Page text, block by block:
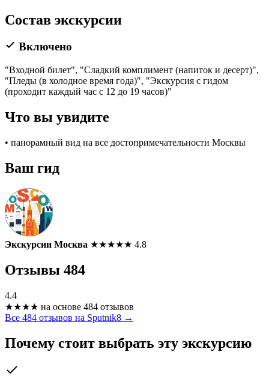
Состав экскурсии
Включено
"Входной билет", "Сладкий комплимент (напиток и десерт)",
"Пледы (в холодное время года)", "Экскурсия с гидом
(проходит каждый час с 12 до 19 часов)"
Что вы увидите
• панорамный вид на все достопримечательности Москвы
Ваш гид
Экскурсии Москва ★★★★★ 4.8
Отзывы 484
4.4
★★★★ на основе 484 отзывов
Все 484 отзывов на Sputnik8 →
Почему стоит выбрать эту экскурсию